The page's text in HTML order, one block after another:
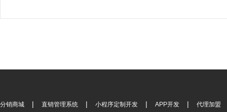
分销商城 | 直销管理系统 | 小程序定制开发 | APP开发 | 代理加盟